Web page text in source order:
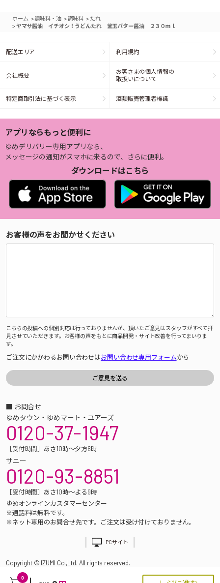
0
ホーム >調味料・油 >調味料 > たれ
>ヤマサ醤油 イチオシ！うどんたれ 釜玉バター醤油 ２３０ｍｌ
配送エリア 利用規約
会社概要
お客さまの個人情報の
取扱いについて
特定商取引法に基づく表示 酒類販売管理者標識
アプリならもっと便利に
ゆめデリバリー専用アプリなら、
メッセージの通知がスマホに来るので、さらに便利。
ダウンロードはこちら
お客様の声をお聞かせください
こちらの投稿への個別対応は行っておりませんが、頂いたご意見はスタッフがすべて拝
見させていただきます。お客様の声をもとに商品開発・サイト改善を行ってまいりま
す。
ご注文にかかわるお問い合わせはお問い合わせ専用フォームから
■ お問合せ
ゆめタウン・ゆめマート・ユアーズ
0120-37-1947
［受付時間］あさ10時～夕方6時
サニー
0120-93-8851
［受付時間］あさ10時～よる9時
ゆめオンラインカスタマーセンター
※通話料は無料です。
※ネット専用のお問合せ先です。ご注文は受け付けておりません。
PCサイト
Copyright © IZUMI Co.,Ltd. All rights reserved.